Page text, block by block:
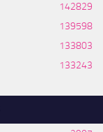
142829
139598
133803
133243